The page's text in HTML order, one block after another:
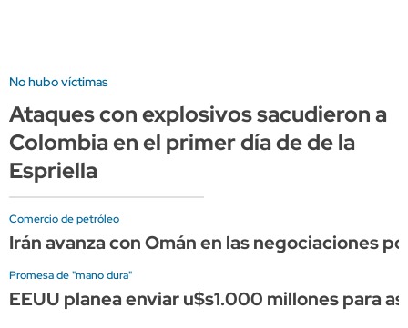
No hubo víctimas
Ataques con explosivos sacudieron a
Colombia en el primer día de de la
Espriella
Comercio de petróleo
Irán avanza con Omán en las negociaciones
Promesa de "mano dura"
EEUU planea enviar u$s1.000 millones para